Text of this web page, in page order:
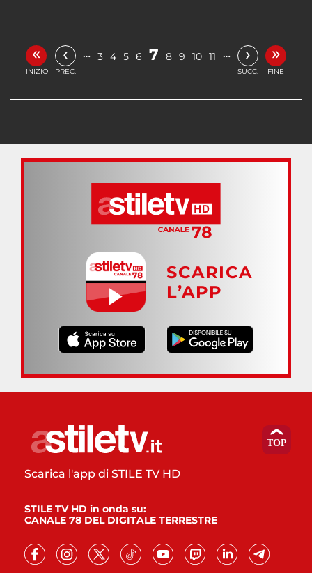
«
INIZIO
‹
PREC.
… 3 4 5 6 7 8 9 10 11 … ›
SUCC.
»
FINE
SCARICA
L’APP
Scarica l'app di STILE TV HD
STILE TV HD in onda su:
CANALE 78 DEL DIGITALE TERRESTRE